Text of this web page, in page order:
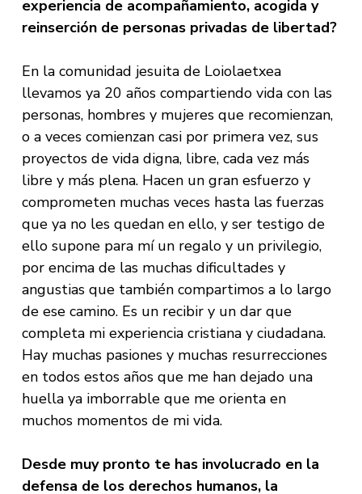
experiencia de acompañamiento, acogida y
reinserción de personas privadas de libertad?
En la comunidad jesuita de Loiolaetxea
llevamos ya 20 años compartiendo vida con las
personas, hombres y mujeres que recomienzan,
o a veces comienzan casi por primera vez, sus
proyectos de vida digna, libre, cada vez más
libre y más plena. Hacen un gran esfuerzo y
comprometen muchas veces hasta las fuerzas
que ya no les quedan en ello, y ser testigo de
ello supone para mí un regalo y un privilegio,
por encima de las muchas dificultades y
angustias que también compartimos a lo largo
de ese camino. Es un recibir y un dar que
completa mi experiencia cristiana y ciudadana.
Hay muchas pasiones y muchas resurrecciones
en todos estos años que me han dejado una
huella ya imborrable que me orienta en
muchos momentos de mi vida.
Desde muy pronto te has involucrado en la
defensa de los derechos humanos, la